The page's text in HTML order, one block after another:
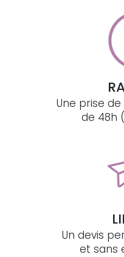
Une prise
de 48h
Un devis
et sans